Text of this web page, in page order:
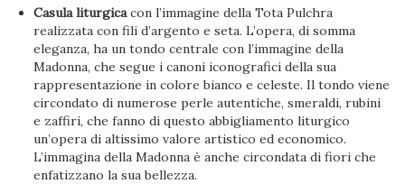
Casula liturgicacon l’immagine della Tota Pulchra
realizzata con fili d’argento e seta. L’opera, di somma
eleganza, ha un tondo centrale con l’immagine della
Madonna, che segue i canoni iconografici della sua
rappresentazione in colore bianco e celeste. Il tondo viene
circondato di numerose perle autentiche, smeraldi, rubini
e zaffiri, che fanno di questo abbigliamento liturgico
un’opera di altissimo valore artistico ed economico.
L’immagina della Madonna è anche circondata di fiori che
enfatizzano la sua bellezza.